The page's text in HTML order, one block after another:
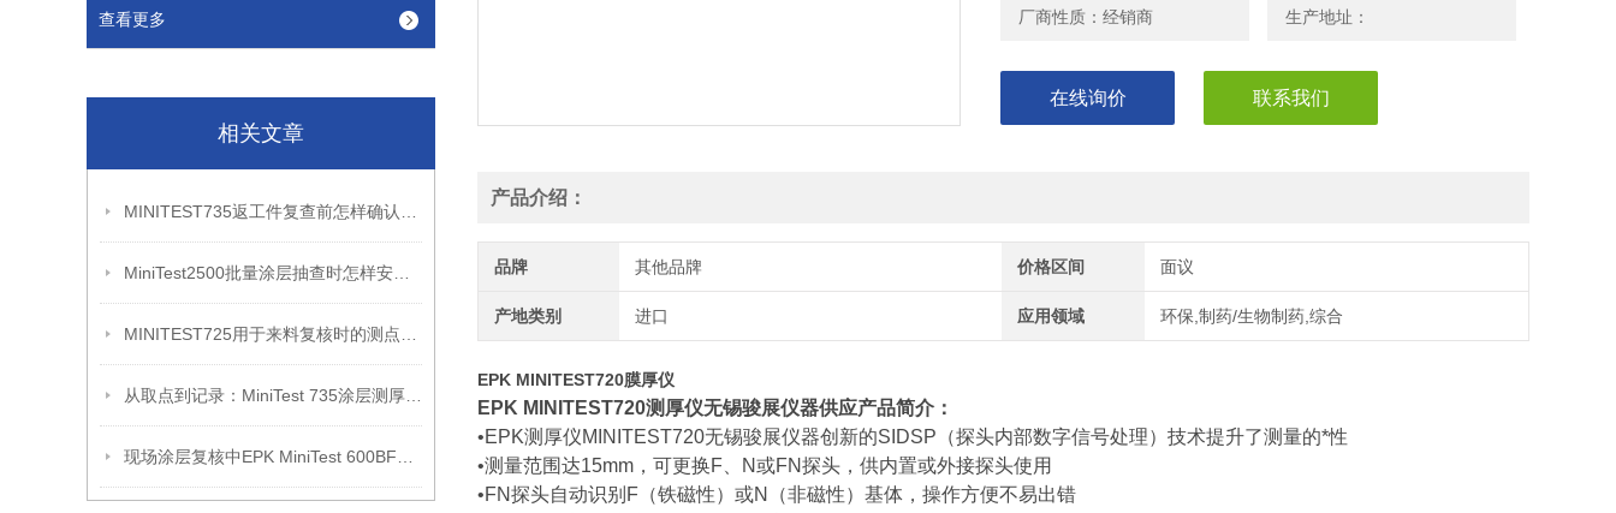
查看更多
相关文章
厂商性质：经销商 生产地址：
在线询价 联系我们
产品介绍：
品牌 其他品牌 价格区间 面议
产地类别 进口 应用领域 环保,制药/生物制药,综合
EPK MINITEST720膜厚仪
EPK MINITEST720测厚仪无锡骏展仪器供应产品简介：
•EPK测厚仪MINITEST720无锡骏展仪器创新的SIDSP（探头内部数字信号处理）技术提升了测量的*性
•测量范围达15mm，可更换F、N或FN探头，供内置或外接探头使用
•FN探头自动识别F（铁磁性）或N（非磁性）基体，操作方便不易出错